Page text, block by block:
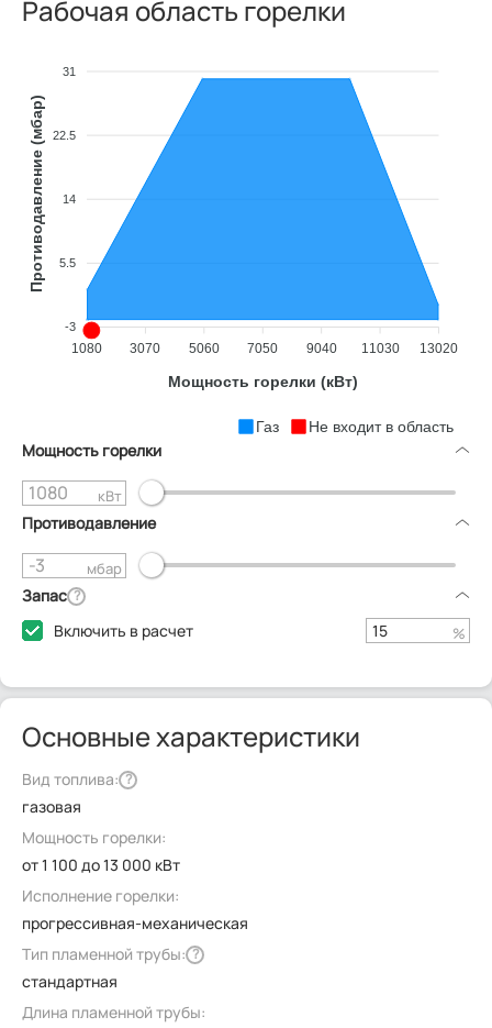
Рабочая область горелки
31
22.5
14
5.5
-3
Противодавление (мбар)
1080 3070 5060 7050 9040 11030 13020
Мощность горелки (кВт)
Газ Не входит в область
Мощность горелки
кВт
Противодавление
мбар
Запас ?
Включить в расчет %
Основные характеристики
Вид топлива: ?
газовая
Мощность горелки:
от 1 100 до 13 000 кВт
Исполнение горелки:
прогрессивная-механическая
Тип пламенной трубы: ?
стандартная
Длина пламенной трубы: